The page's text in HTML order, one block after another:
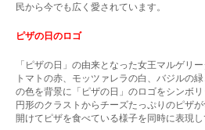
民から今でも広く愛されています。
ピザの日のロゴ
「ピザの日」の由来となった女王マルゲリ
トマトの赤、モッツァレラの白、バジルの
の色を背景に「ピザの日」のロゴをシンボリ
円形のクラストからチーズたっぷりのピザ
開けてピザを食べている様子を同時に表現し